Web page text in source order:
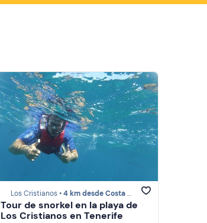
Los Cristianos •4 km desde Costa Adeje
Tour de snorkel en la playa de
Los Cristianos en Tenerife